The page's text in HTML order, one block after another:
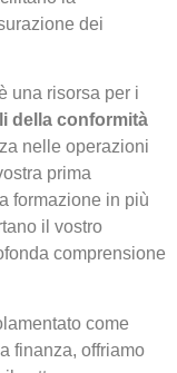
dei
una risorsa per i
della conformità
nelle operazioni
prima
formazione in più
il vostro
comprensione
come
finanza, offriamo